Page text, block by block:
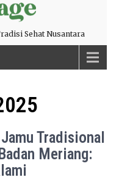
Sehat Nusantara
Tradisional
Meriang: